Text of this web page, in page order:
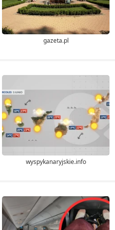
gazeta.pl
wyspykanaryjskie.info